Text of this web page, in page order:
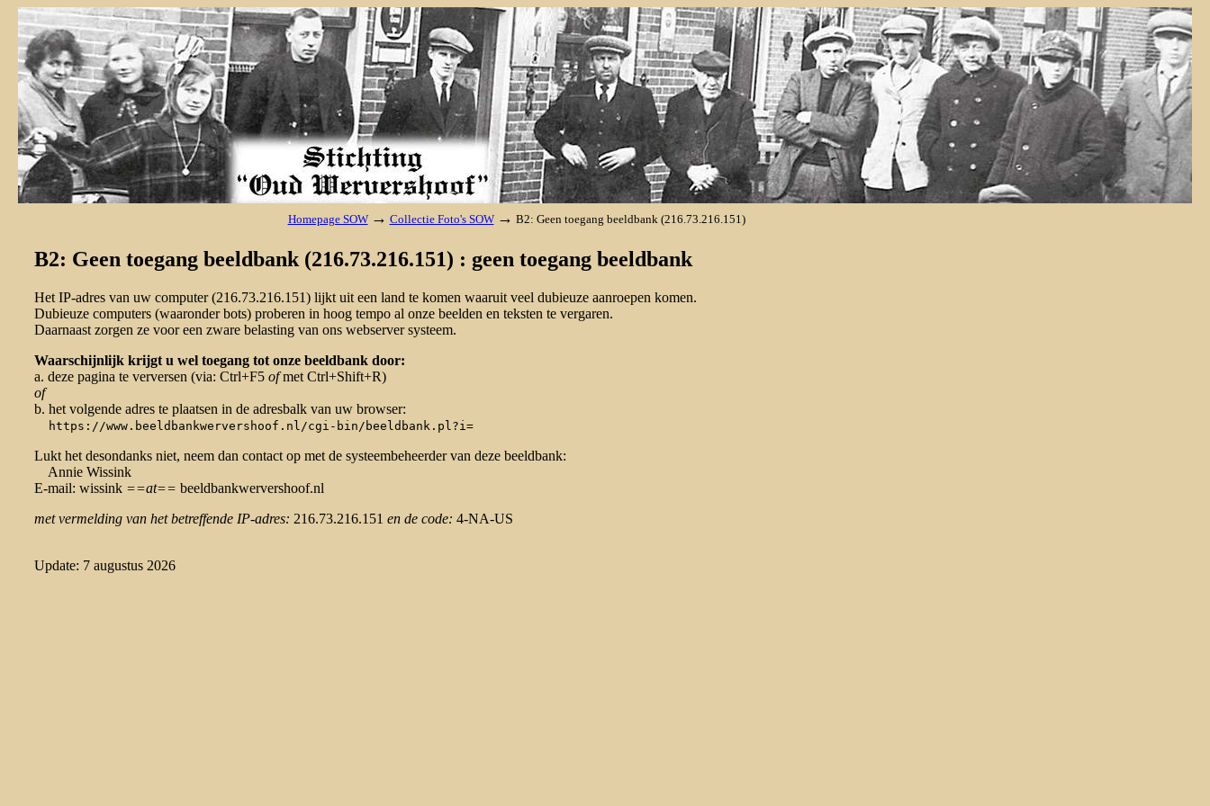
Homepage SOW → Collectie Foto's SOW → B2: Geen toegang beeldbank (216.73.216.151)
B2: Geen toegang beeldbank (216.73.216.151) : geen toegang beeldbank
Het IP-adres van uw computer (216.73.216.151) lijkt uit een land te komen waaruit veel dubieuze aanroepen komen.
Dubieuze computers (waaronder bots) proberen in hoog tempo al onze beelden en teksten te vergaren.
Daarnaast zorgen ze voor een zware belasting van ons webserver systeem.
Waarschijnlijk krijgt u wel toegang tot onze beeldbank door:
a. deze pagina te verversen (via: Ctrl+F5 ofmet Ctrl+Shift+R)
of
b. het volgende adres te plaatsen in de adresbalk van uw browser:
https://www.beeldbankwervershoof.nl/cgi-bin/beeldbank.pl?i=
Lukt het desondanks niet, neem dan contact op met de systeembeheerder van deze beeldbank:
Annie Wissink
E-mail: wissink ==at== beeldbankwervershoof.nl
met vermelding van het betreffende IP-adres: 216.73.216.151 en de code: 4-NA-US
Update: 7 augustus 2026